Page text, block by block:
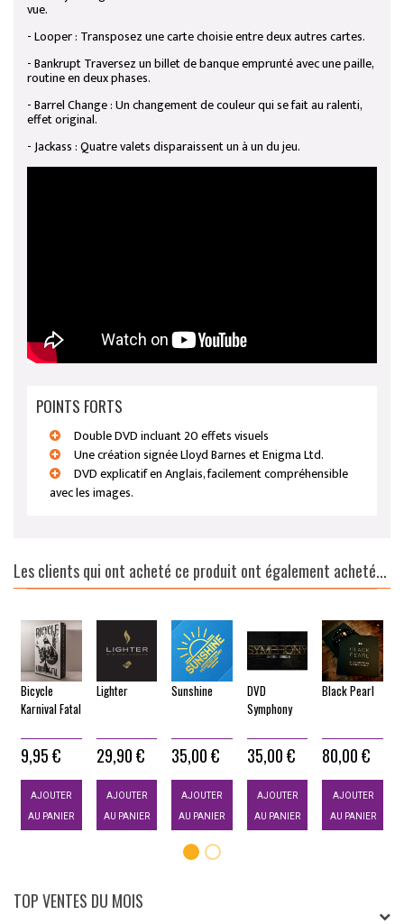
TOP VENTES DU MOIS
vue.
- Looper : Transposez une carte choisie entre deux autres cartes.
- Bankrupt Traversez un billet de banque emprunté avec une paille,
routine en deux phases.
- Barrel Change : Un changement de couleur qui se fait au ralenti,
effet original.
- Jackass : Quatre valets disparaissent un à un du jeu.
POINTS FORTS
Double DVD incluant 20 effets visuels
Une création signée Lloyd Barnes et Enigma Ltd.
DVD explicatif en Anglais, facilement compréhensible
avec les images.
Les clients qui ont acheté ce produit ont également acheté...
Bicycle
Karnival Fatal
9,95 €
AJOUTER
AU PANIER
Lighter
29,90 €
AJOUTER
AU PANIER
Sunshine
35,00 €
AJOUTER
AU PANIER
DVD
Symphony
35,00 €
AJOUTER
AU PANIER
Black Pearl
80,00 €
AJOUTER
AU PANIER